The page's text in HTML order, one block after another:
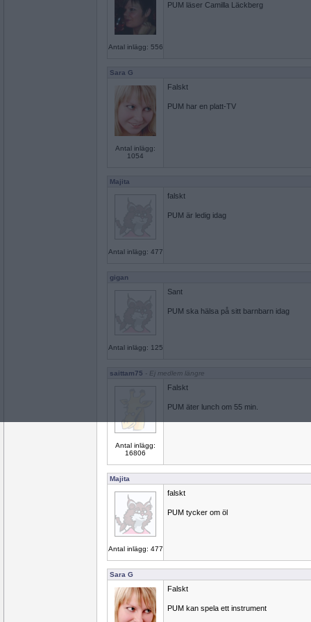
Antal inlägg: 556
PUM läser Camilla Läckberg
Sara G
Antal inlägg:
1054
Falskt
PUM har en platt-TV
Majita
Antal inlägg: 477
falskt
PUM är ledig idag
gigan
Antal inlägg: 125
Sant
PUM ska hälsa på sitt barnbarn idag
saittam75 - Ej medlem längre
Antal inlägg:
16806
Falskt
PUM äter lunch om 55 min.
Majita
Antal inlägg: 477
falskt
PUM tycker om öl
Sara G
Falskt
PUM kan spela ett instrument